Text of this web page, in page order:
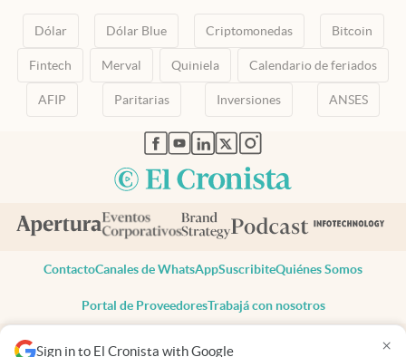
Sign in to El Cronista with Google ×
Dólar Dólar Blue Criptomonedas Bitcoin
Fintech Merval Quiniela Calendario de feriados
AFIP Paritarias Inversiones ANSES
abre en nueva pestaña
abre en nueva pestaña
abre en nueva pestaña
abre en nueva pestaña
abre en nueva pestaña
ContactoCanales de WhatsAppSuscribiteQuiénes Somos
Portal de ProveedoresTrabajá con nosotros